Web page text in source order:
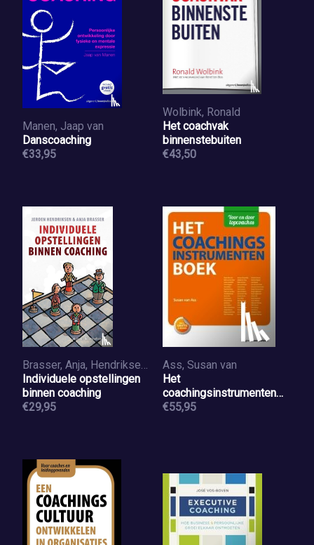
Manen, Jaap van
Danscoaching
€33,95
Wolbink, Ronald
Het coachvak
binnenstebuiten
€43,50
Brasser, Anja, Hendriksen, Jeroen
Individuele opstellingen
binnen coaching
€29,95
Ass, Susan van
Het
coachingsinstrumenten
boek
€55,95